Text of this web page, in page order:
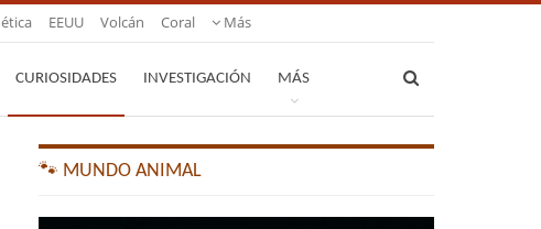
EEUU Volcán Coral Más
CURIOSIDADES INVESTIGACIÓN MÁS
🐾 MUNDO ANIMAL